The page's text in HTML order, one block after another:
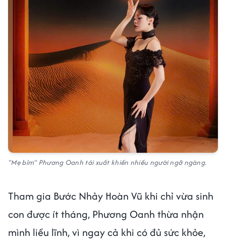
"Mẹ bỉm" Phương Oanh tái xuất khiến nhiều người ngỡ ngàng.
Tham gia Bước Nhảy Hoàn Vũ khi chỉ vừa sinh
con được ít tháng, Phương Oanh thừa nhận
mình liều lĩnh, vì ngay cả khi có đủ sức khỏe,